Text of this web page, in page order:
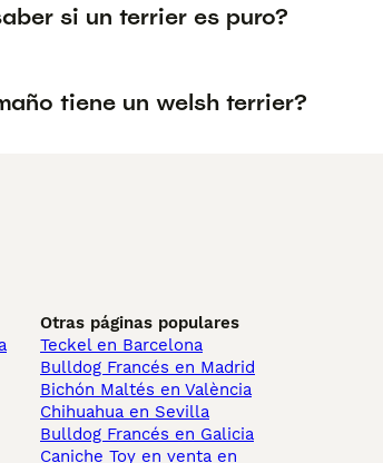
si un terrier es puro?
tiene un welsh terrier?
Otras páginas populares
Teckel en Barcelona
Bulldog Francés en Madrid
Bichón Maltés en València
Chihuahua en Sevilla
Bulldog Francés en Galicia
Caniche Toy en venta en